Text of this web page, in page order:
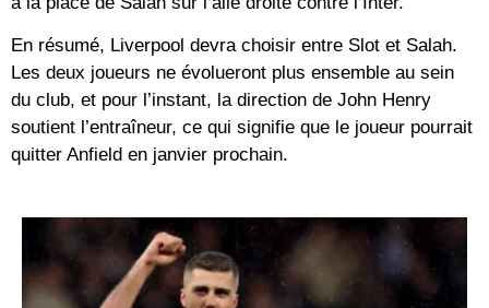
En résumé, Liverpool devra choisir entre Slot et Salah.
Les deux joueurs ne évolueront plus ensemble au sein
du club, et pour l’instant, la direction de John Henry
soutient l’entraîneur, ce qui signifie que le joueur pourrait
quitter Anfield en janvier prochain.